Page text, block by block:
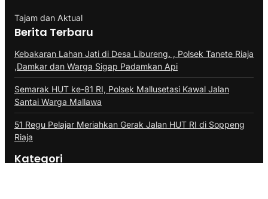
Tajam dan Aktual
Berita Terbaru
Kebakaran Lahan Jati di Desa Libureng. , Polsek Tanete Riaja
,Damkar dan Warga Sigap Padamkan Api
Semarak HUT ke-81 RI, Polsek Mallusetasi Kawal Jalan
Santai Warga Mallawa
51 Regu Pelajar Meriahkan Gerak Jalan HUT RI di Soppeng
Riaja
Kategori